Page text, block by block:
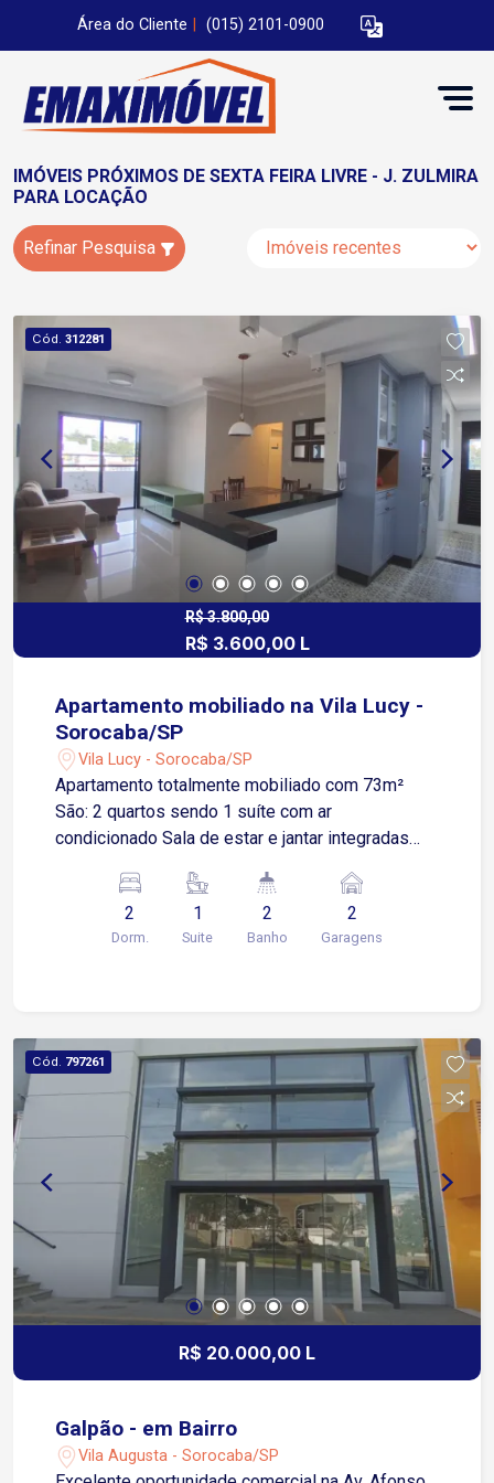
Área do Cliente (015) 2101-0900
IMÓVEIS PRÓXIMOS DE SEXTA FEIRA LIVRE - J. ZULMIRA
PARA LOCAÇÃO
Refinar Pesquisa
Cód. 312281
R$ 3.800,00
R$ 3.600,00 L
Apartamento mobiliado na Vila Lucy -
Sorocaba/SP
Vila Lucy - Sorocaba/SP
Apartamento totalmente mobiliado com 73m²
São: 2 quartos sendo 1 suíte com ar
condicionado Sala de estar e jantar integradas
totalmente planejada com armários, cooktop,
forno e geladeira Área de serviço com armários
Varanda técnica 2 vagas de garagem cobertas
Avenida General Carneiro 5 minutos da Avenida
Barão de Tatuí 9 minutos da Avenida Dom Aguirre
Condomínio com salão de festas, espaço
gourmet e espaço Kids ideal para momentos de
lazer Portaria 24 horas oferecendo segurança e
controle de acesso
2
Dorm.
1
Suite
2
Banho
2
Garagens
Cód. 797261
R$ 20.000,00 L
Galpão - em Bairro
Vila Augusta - Sorocaba/SP